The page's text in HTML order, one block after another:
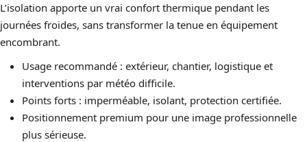
L’isolation apporte un vrai confort thermique pendant les
journées froides, sans transformer la tenue en équipement
encombrant.
Usage recommandé : extérieur, chantier, logistique et
interventions par météo difficile.
Points forts : imperméable, isolant, protection certifiée.
Positionnement premium pour une image professionnelle
plus sérieuse.